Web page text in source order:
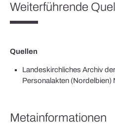
Weiterführende
Quellen
Landeskirchliches Archiv
Personalakten (Nordelbien)
Metainformationen